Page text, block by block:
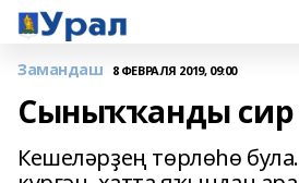
Замандаш 8 ФЕВРАЛЯ 2019, 09:00
Сыныҡҡанды сир
Кешеләрҙең төрлөһө